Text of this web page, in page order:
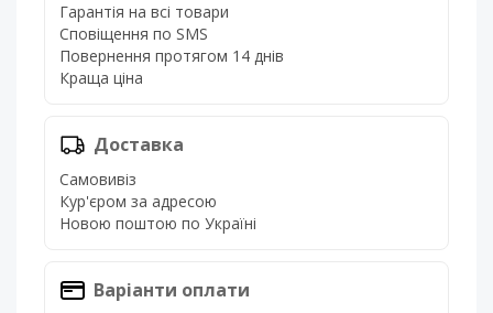
Гарантія на всі товари
Сповіщення по SMS
Повернення протягом 14 днів
Краща ціна
Доставка
Самовивіз
Кур'єром за адресою
Новою поштою по Україні
Варіанти оплати